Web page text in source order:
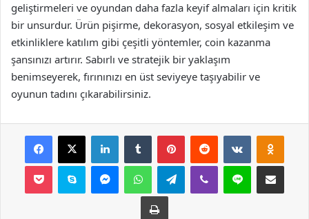
geliştirmeleri ve oyundan daha fazla keyif almaları için kritik
bir unsurdur. Ürün pişirme, dekorasyon, sosyal etkileşim ve
etkinliklere katılım gibi çeşitli yöntemler, coin kazanma
şansınızı artırır. Sabırlı ve stratejik bir yaklaşım
benimseyerek, fırınınızı en üst seviyeye taşıyabilir ve
oyunun tadını çıkarabilirsiniz.
Facebook
X LinkedInTumblr PinterestReddit VKontakte
Pocket Skype MessengerWhatsAppTelegramViber Line E-Posta ile
Yazdır